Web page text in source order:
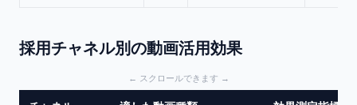
採用チャネル別の動画活用効果